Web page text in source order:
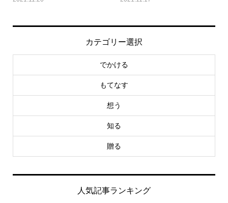
カテゴリー選択
でかける
もてなす
想う
知る
贈る
人気記事ランキング